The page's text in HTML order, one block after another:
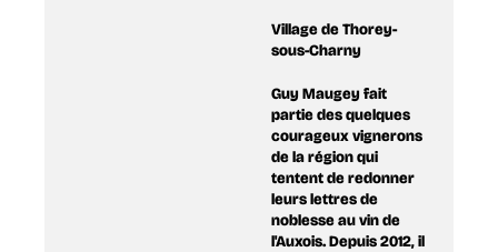
Village de Thorey-
sous-Charny
Guy Maugey fait
partie des quelques
courageux vignerons
de la région qui
tentent de redonner
leurs lettres de
noblesse au vin de
l'Auxois. Depuis 2012, il